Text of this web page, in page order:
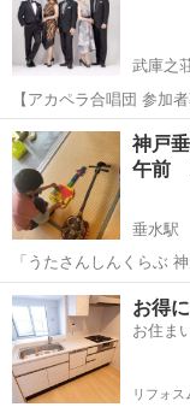
ラス くれよん...
武庫之
【アカペラ合唱団 参加者募集
月に２回、 楽しく練習しております！ 一緒
兵庫 尼崎市 武
神戸
午前
垂水駅
「うたさんしんくらぶ 神戸」 日時：毎月第１水曜
半 会場：垂水区平磯3−3−４ 古民家みんなの家セラビィ 参加費：
1,000円 「うたさ
兵庫 神戸市 垂
お得
お住ま
リフォス